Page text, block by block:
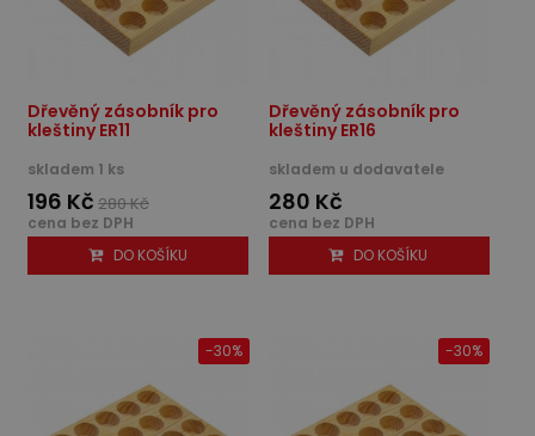
Dřevěný zásobník pro
kleštiny ER11
skladem 1 ks
196 Kč 280 Kč
cena bez DPH
DO KOŠÍKU
Dřevěný zásobník pro
kleštiny ER16
skladem u dodavatele
280 Kč
cena bez DPH
DO KOŠÍKU
-30% -30%